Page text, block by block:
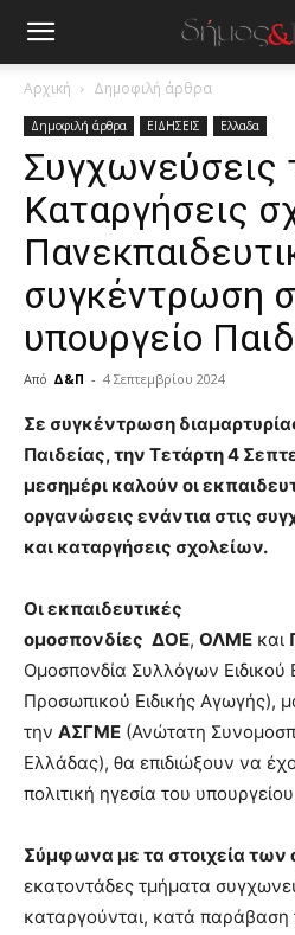
Αρχική Δημοφιλή άρθρα
Δημοφιλή άρθρα ΕΙΔΗΣΕΙΣ Ελλαδα
Συγχωνεύσεις
Καταργήσεις
συγκέντρωση
υπουργείο
Από Δ&Π - 4 Σεπτεμβρίου 2024
blonde
lesbians
hot
cam
show.desi
lyons
teaches
you
the
of
pain.
pornhun
porn
Σε συγκέντρωση
Παιδείας, την Τετάρτη 4
μεσημέρι καλούν οι
οργανώσεις ενάντια στις
και καταργήσεις σχολείων.
Οι εκπαιδευτικές
ομοσπονδίες ΔΟΕ, ΟΛΜΕ και
Ομοσπονδία Συλλόγων Ειδικού
Προσωπικού Ειδικής Αγωγής),
την ΑΣΓΜΕ (Ανώτατη
Ελλάδας), θα επιδιώξουν να
πολιτική ηγεσία του
Σύμφωνα με τα στοιχεία
εκατοντάδες τμήματα
καταργούνται, κατά παράβαση